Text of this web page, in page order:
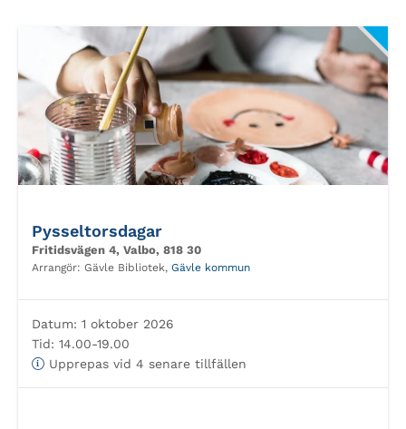
Pysseltorsdagar
Fritidsvägen 4, Valbo, 818 30
Arrangör: Gävle Bibliotek, Gävle kommun
Datum: 1 oktober 2026
Tid: 14.00-19.00
Upprepas vid 4 senare tillfällen